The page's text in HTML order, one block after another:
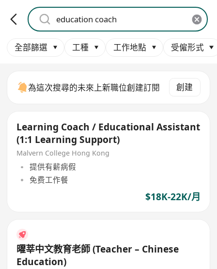
全部篩選 工種 工作地點 受僱形式
為這次搜尋的未來上新職位創建訂閱 創建
Learning Coach / Educational Assistant
(1:1 Learning Support)
Malvern College Hong Kong
提供有薪病假
免费工作餐
$18K-22K/月
曜莘中文教育老師 (Teacher – Chinese
Education)